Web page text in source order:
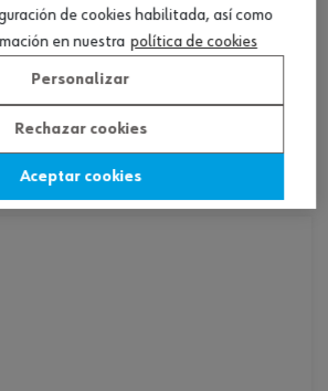
motor tubular wr
1 producto
versiones
de cookies habilitada, así como
en nuestra política de cookies
Personalizar
Rechazar cookies
Aceptar cookies